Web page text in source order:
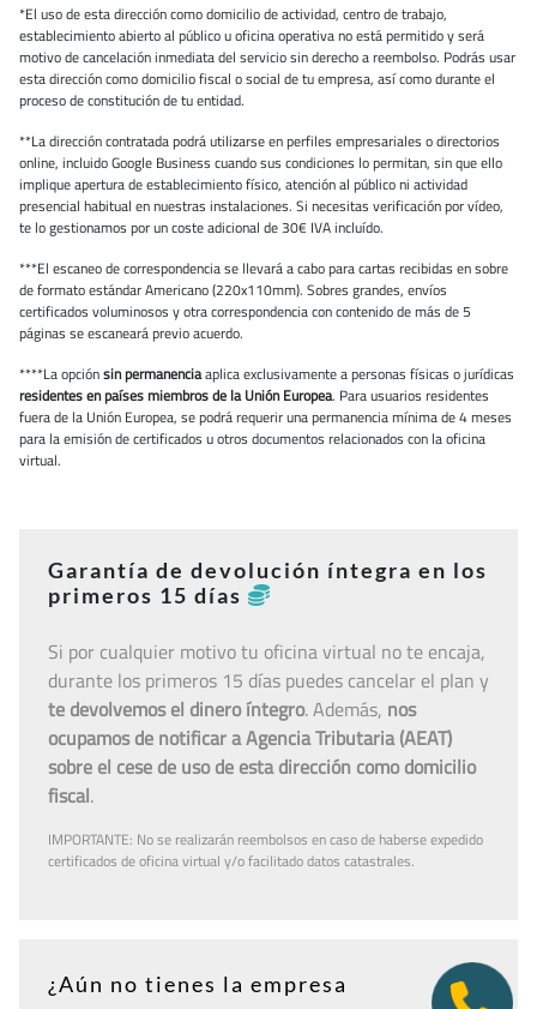
*El uso de esta dirección como domicilio de actividad, centro de trabajo,
establecimiento abierto al público u oficina operativa no está permitido y será
motivo de cancelación inmediata del servicio sin derecho a reembolso. Podrás usar
esta dirección como domicilio fiscal o social de tu empresa, así como durante el
proceso de constitución de tu entidad.
**La dirección contratada podrá utilizarse en perfiles empresariales o directorios
online, incluido Google Business cuando sus condiciones lo permitan, sin que ello
implique apertura de establecimiento físico, atención al público ni actividad
presencial habitual en nuestras instalaciones. Si necesitas verificación por vídeo,
te lo gestionamos por un coste adicional de 30€ IVA incluído.
***El escaneo de correspondencia se llevará a cabo para cartas recibidas en sobre
de formato estándar Americano (220x110mm). Sobres grandes, envíos
certificados voluminosos y otra correspondencia con contenido de más de 5
páginas se escaneará previo acuerdo.
****La opciónsin permanenciaaplica exclusivamente a personas físicas o jurídicas
residentes en países miembros de la Unión Europea. Para usuarios residentes
fuera de la Unión Europea, se podrá requerir una permanencia mínima de 4 meses
para la emisión de certificados u otros documentos relacionados con la oficina
virtual.
Garantía de devolución íntegra en los
primeros 15 días
Si por cualquier motivo tu oficina virtual no te encaja,
durante los primeros 15 días puedes cancelar el plan y
te devolvemos el dinero íntegro. Además, nos
ocupamos de notificar a Agencia Tributaria (AEAT)
sobre el cese de uso de esta dirección como domicilio
fiscal.
IMPORTANTE: No se realizarán reembolsos en caso de haberse expedido
certificados de oficina virtual y/o facilitado datos catastrales.
¿Aún no tienes la empresa